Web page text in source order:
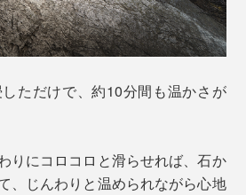
ただけで、約10分間も温かさが
りにコロコロと滑らせれば、石か
、じんわりと温められながら心地